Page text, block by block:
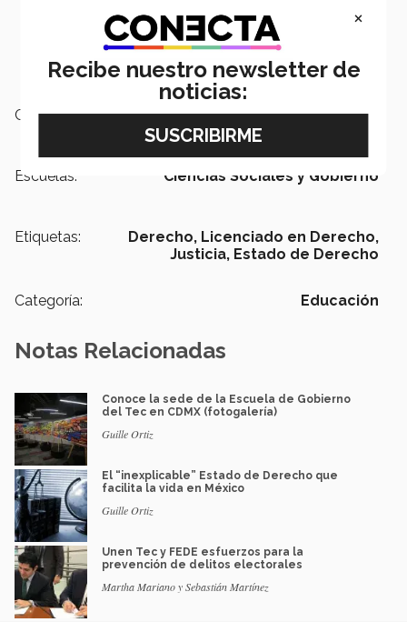
Campus: Santa Fe
Escuelas: Ciencias Sociales y Gobierno
Etiquetas: Derecho, Licenciado en Derecho,
Justicia, Estado de Derecho
Categoría: Educación
Notas Relacionadas
Conoce la sede de la Escuela de Gobierno
del Tec en CDMX (fotogalería)
Guille Ortiz
El “inexplicable” Estado de Derecho que
facilita la vida en México
Guille Ortiz
Unen Tec y FEDE esfuerzos para la
prevención de delitos electorales
Martha Mariano y Sebastián Martínez
×
Recibe nuestro newsletter de
noticias: